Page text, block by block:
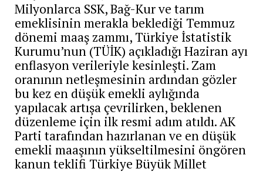
Milyonlarca SSK, Bağ-Kur ve tarım
emeklisinin merakla beklediği Temmuz
dönemi maaş zammı, Türkiye İstatistik
Kurumu’nun (TÜİK) açıkladığı Haziran ayı
enflasyon verileriyle kesinleşti. Zam
oranının netleşmesinin ardından gözler
bu kez en düşük emekli aylığında
yapılacak artışa çevrilirken, beklenen
düzenleme için ilk resmi adım atıldı. AK
Parti tarafından hazırlanan ve en düşük
emekli maaşının yükseltilmesini öngören
kanun teklifi Türkiye Büyük Millet